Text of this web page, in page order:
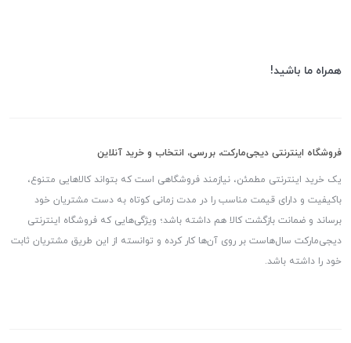
همراه ما باشید!
فروشگاه اینترنتی دیجی‌مارکت، بررسی، انتخاب و خرید آنلاین
یک خرید اینترنتی مطمئن، نیازمند فروشگاهی است که بتواند کالاهایی متنوع،
باکیفیت و دارای قیمت مناسب را در مدت زمانی کوتاه به دست مشتریان خود
برساند و ضمانت بازگشت کالا هم داشته باشد؛ ویژگی‌هایی که فروشگاه اینترنتی
دیجی‌مارکت سال‌هاست بر روی آن‌ها کار کرده و توانسته از این طریق مشتریان ثابت
خود را داشته باشد.